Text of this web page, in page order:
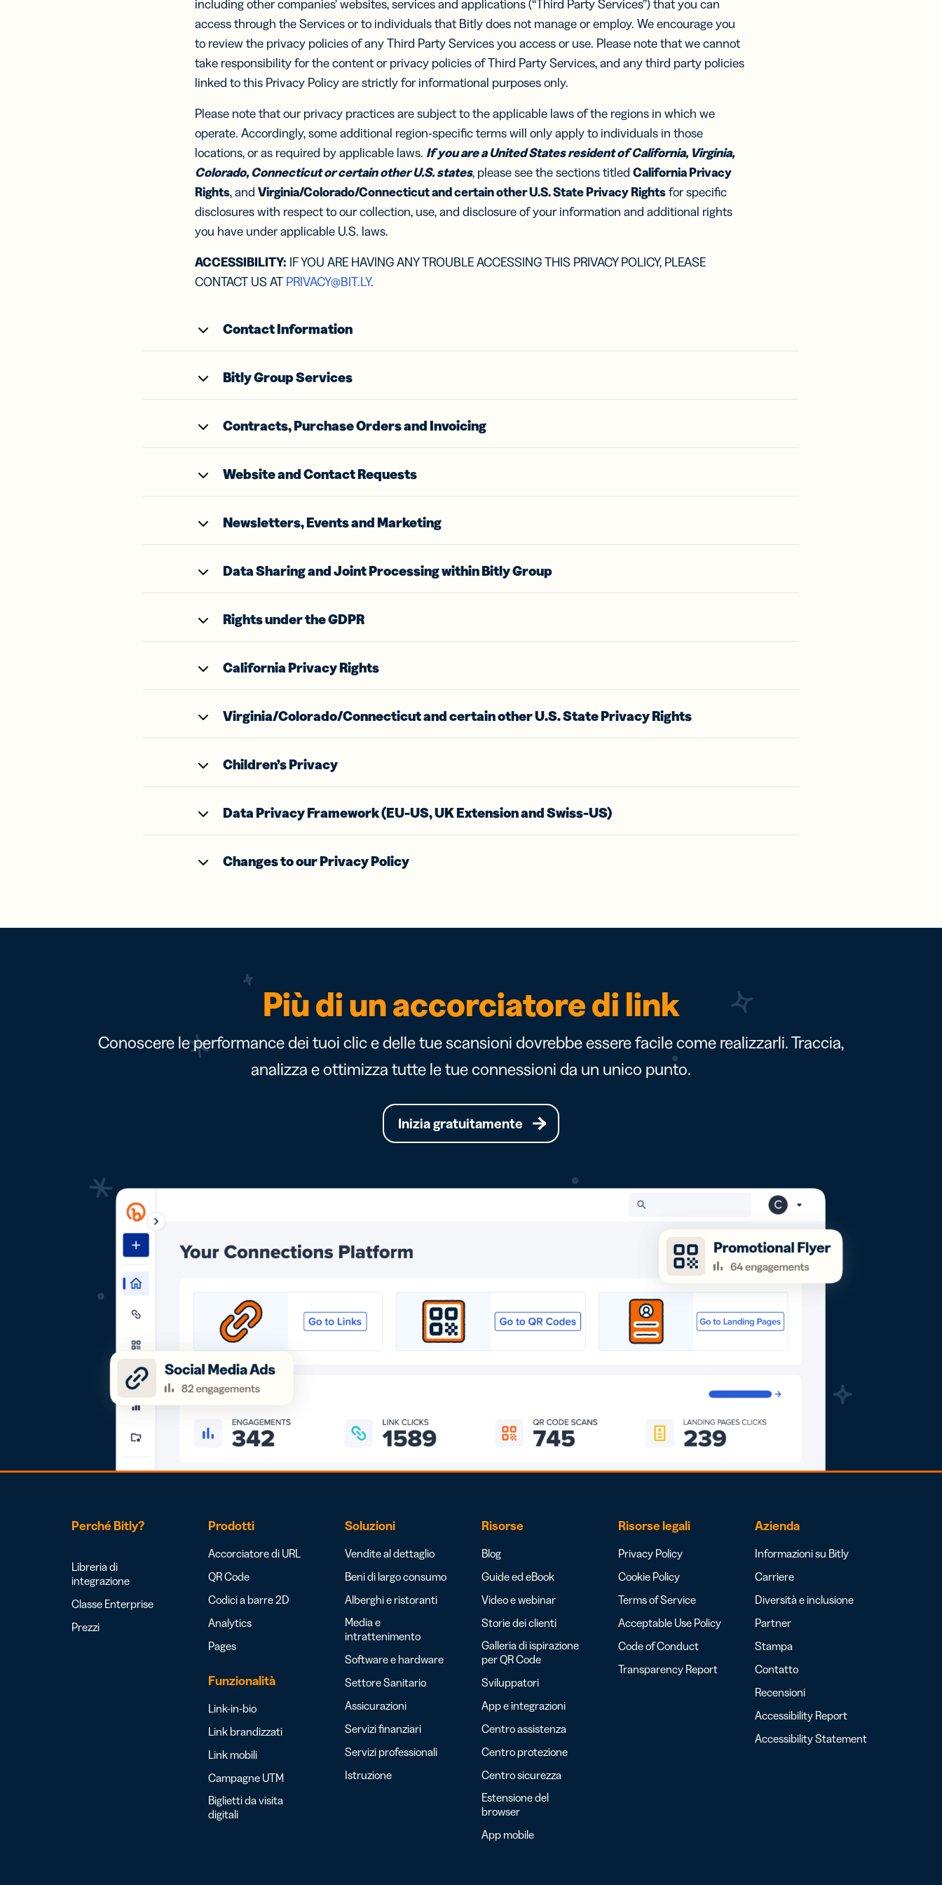
analizzare le
performance
per i
dispositivi
mobili senza
codice
Link in bio
Gestisci e
monitora link
e contenuti
per i profili
Link
brandizzati
Personalizza i
link con l’URL
del tuo brand
Link per
mobili
Link brevi
per i
Traccia link e
visita digitali
Fai crescere il
tuo network
con i biglietti
digitali
barre 2D
Link ai QR
destinati alle
integrazioni
SCOPRI DI PIÙ
Centro
protezione
RISORSE IA
Centro assistenza Sviluppatori
Centro protezione
Marketplace
chiari e
decisioni più
veloci
PER TEAM
Sviluppatori
Assistenza clienti
PER BUSINESS
Piccole imprese
Enterprise
Pubblicità
digitale
Condivisione
passo avanti con
analisi di mercato e
competenze
pratiche
TROVA LE RISPOSTE
Centro assistenza Sviluppatori
Centro protezione
Marketplace
integrazioni
chiari e
decisioni più
veloci
including other companies’ websites, services and applications (“Third Party Services”) that you can
access through the Services or to individuals that Bitly does not manage or employ. We encourage you
to review the privacy policies of any Third Party Services you access or use. Please note that we cannot
take responsibility for the content or privacy policies of Third Party Services, and any third party policies
linked to this Privacy Policy are strictly for informational purposes only.
Please note that our privacy practices are subject to the applicable laws of the regions in which we
operate. Accordingly, some additional region-specific terms will only apply to individuals in those
locations, or as required by applicable laws. If you are a United States resident of California, Virginia,
Colorado, Connecticut or certain other U.S. states, please see the sections titled California Privacy
Rights, and Virginia/Colorado/Connecticut and certain other U.S. State Privacy Rightsfor specific
disclosures with respect to our collection, use, and disclosure of your information and additional rights
you have under applicable U.S. laws.
ACCESSIBILITY: IF YOU ARE HAVING ANY TROUBLE ACCESSING THIS PRIVACY POLICY, PLEASE
CONTACT US AT PRIVACY@BIT.LY.
Contact Information
Bitly Group Services
Contracts, Purchase Orders and Invoicing
Website and Contact Requests
Newsletters, Events and Marketing
Data Sharing and Joint Processing within Bitly Group
Rights under the GDPR
California Privacy Rights
Virginia/Colorado/Connecticut and certain other U.S. State Privacy Rights
Children’s Privacy
Data Privacy Framework (EU-US, UK Extension and Swiss-US)
Changes to our Privacy Policy
Più di un accorciatore di link
Conoscere le performance dei tuoi clic e delle tue scansioni dovrebbe essere facile come realizzarli. Traccia,
analizza e ottimizza tutte le tue connessioni da un unico punto.
Inizia gratuitamente
Perché Bitly?
Libreria di
integrazione
Classe Enterprise
Prezzi
Prodotti
Accorciatore di URL
QR Code
Codici a barre 2D
Analytics
Pages
Funzionalità
Link-in-bio
Link brandizzati
Link mobili
Campagne UTM
Biglietti da visita
digitali
Soluzioni
Vendite al dettaglio
Beni di largo consumo
Alberghi e ristoranti
Media e
intrattenimento
Software e hardware
Settore Sanitario
Assicurazioni
Servizi finanziari
Servizi professionali
Istruzione
Risorse
Blog
Guide ed eBook
Video e webinar
Storie dei clienti
Galleria di ispirazione
per QR Code
Sviluppatori
App e integrazioni
Centro assistenza
Centro protezione
Centro sicurezza
Estensione del
browser
App mobile
Risorse legali
Privacy Policy
Cookie Policy
Terms of Service
Acceptable Use Policy
Code of Conduct
Transparency Report
Azienda
Informazioni su Bitly
Carriere
Diversità e inclusione
Partner
Stampa
Contatto
Recensioni
Accessibility Report
Accessibility Statement